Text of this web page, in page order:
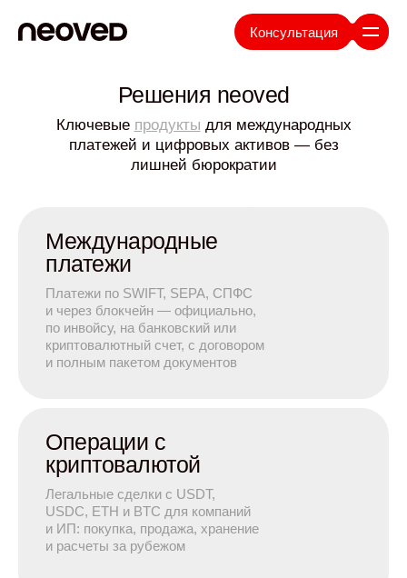
Консультация
Решения neoved
Ключевые продукты для международных
платежей и цифровых активов — без
лишней бюрократии
Международные
платежи
Платежи по SWIFT, SEPA, СПФС
и через блокчейн — официально,
по инвойсу, на банковский или
криптовалютный счет, с договором
и полным пакетом документов
Операции с
криптовалютой
Легальные сделки с USDT,
USDC, ETH и BTC для компаний
и ИП: покупка, продажа, хранение
и расчеты за рубежом